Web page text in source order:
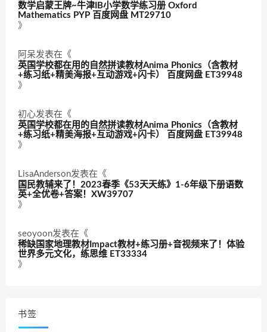
数学启蒙王牌~牛津IB小学数学练习册 Oxford
Mathematics PYP 百度网盘 MT29710
》
阿呆发表在《
英国学校都在用的自然拼读教材Anima Phonics（含教材
+练习纸+精美海报+互动游戏+闪卡） 百度网盘 ET39948
》
初心发表在《
英国学校都在用的自然拼读教材Anima Phonics（含教材
+练习纸+精美海报+互动游戏+闪卡） 百度网盘 ET39948
》
LisaAnderson发表在《
国民教辅来了！2023春季《53天天练》1-6年级下册语数
英+全优卷+答案！XW39707
》
seoyoon发表在《
稀缺国家地理教材Impact教材+练习册+音视频来了！体验
世界多元文化，练思维 ET33334
》
书签